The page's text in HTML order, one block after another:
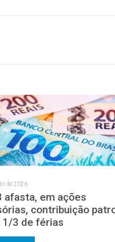
de 2026
afasta, em ações
contribuição
1/3 de férias